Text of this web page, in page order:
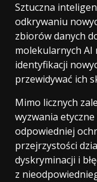
Sztuczna
odkrywaniu
zbiorów danych
molekularnych AI
identyfikacji
przewidywać ich
Mimo licznych
wyzwania
odpowiedniej
przejrzystości
dyskryminacji i
z